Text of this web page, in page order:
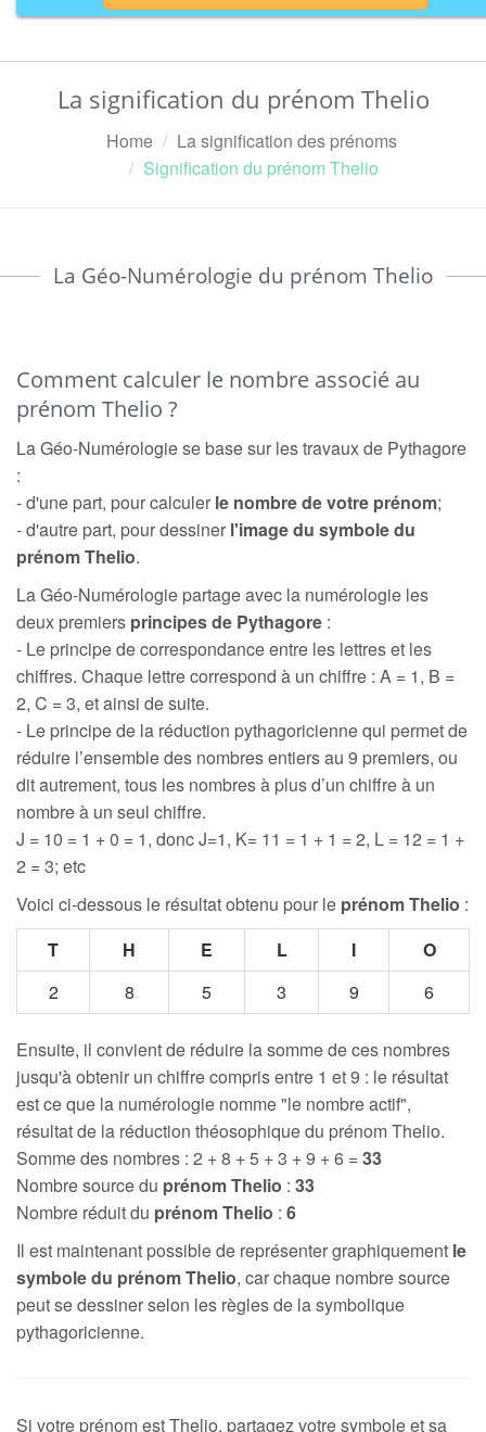
La signification du prénom Thelio
Home
La signification des prénoms
Signification du prénom Thelio
La Géo-Numérologie du prénom Thelio
Comment calculer le nombre associé au
prénom Thelio ?
La Géo-Numérologie se base sur les travaux de Pythagore
:
- d'une part, pour calculer le nombre de votre prénom;
- d'autre part, pour dessiner l'image du symbole du
prénom Thelio.
La Géo-Numérologie partage avec la numérologie les
deux premiers principes de Pythagore :
- Le principe de correspondance entre les lettres et les
chiffres. Chaque lettre correspond à un chiffre : A = 1, B =
2, C = 3, et ainsi de suite.
- Le principe de la réduction pythagoricienne qui permet de
réduire l’ensemble des nombres entiers au 9 premiers, ou
dit autrement, tous les nombres à plus d’un chiffre à un
nombre à un seul chiffre.
J = 10 = 1 + 0 = 1, donc J=1, K= 11 = 1 + 1 = 2, L = 12 = 1 +
2 = 3; etc
Voici ci-dessous le résultat obtenu pour le prénom Thelio :
T
H E L I
O
2
8 5 3 9 6
Ensuite, il convient de réduire la somme de ces nombres
jusqu'à obtenir un chiffre compris entre 1 et 9 : le résultat
est ce que la numérologie nomme "le nombre actif",
résultat de la réduction théosophique du prénom Thelio.
Somme des nombres : 2 + 8 + 5 + 3 + 9 + 6 =33
Nombre source du prénom Thelio : 33
Nombre réduit du prénom Thelio : 6
Il est maintenant possible de représenter graphiquement le
symbole du prénom Thelio, car chaque nombre source
peut se dessiner selon les règles de la symbolique
pythagoricienne.
Si votre prénom est Thelio, partagez votre symbole et sa